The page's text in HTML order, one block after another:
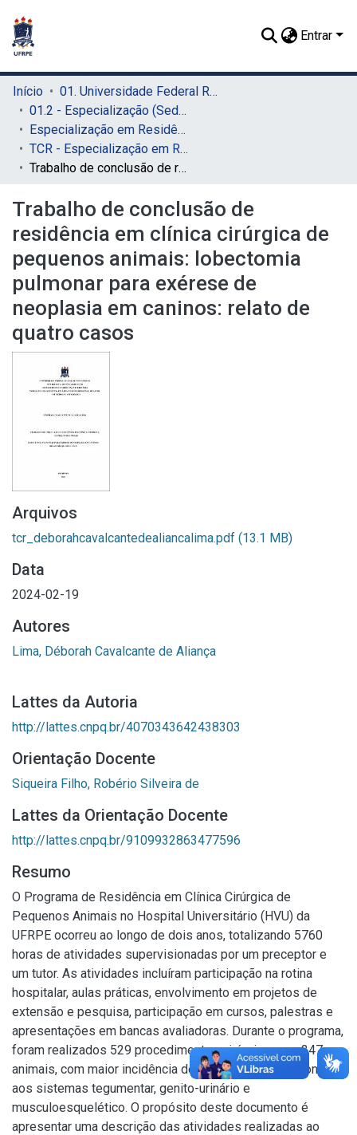
Entrar
Início
01. Universidade Federal Rural de Pernambuco - UFRPE (Sede)
01.2 - Especialização (Sede)
Especialização em Residência Veterinária (Sede)
TCR - Especialização em Residência Veterinária (Sede)
Trabalho de conclusão de residência em clínica cirúrgica de pequenos animais: lobectomia pulmonar para exérese de neoplasia em caninos: relato de quatro casos
Trabalho de conclusão de
residência em clínica cirúrgica de
pequenos animais: lobectomia
pulmonar para exérese de
neoplasia em caninos: relato de
quatro casos
Arquivos
tcr_deborahcavalcantedealiancalima.pdf (13.1 MB)
Data
2024-02-19
Autores
Lima, Déborah Cavalcante de Aliança
Lattes da Autoria
http://lattes.cnpq.br/4070343642438303
Orientação Docente
Siqueira Filho, Robério Silveira de
Lattes da Orientação Docente
http://lattes.cnpq.br/9109932863477596
Resumo
O Programa de Residência em Clínica Cirúrgica de
Pequenos Animais no Hospital Universitário (HVU) da
UFRPE ocorreu ao longo de dois anos, totalizando 5760
horas de atividades supervisionadas por um preceptor e
um tutor. As atividades incluíram participação na rotina
hospitalar, aulas práticas, envolvimento em projetos de
extensão e pesquisa, participação em cursos, palestras e
apresentações em bancas avaliadoras. Durante o programa,
foram realizados 529 procedimentos cirúrgicos em 347
animais, com maior incidência de intervenções relacionadas
aos sistemas tegumentar, genito-urinário e
musculoesquelético. O propósito deste documento é
apresentar uma descrição das atividades realizadas ao